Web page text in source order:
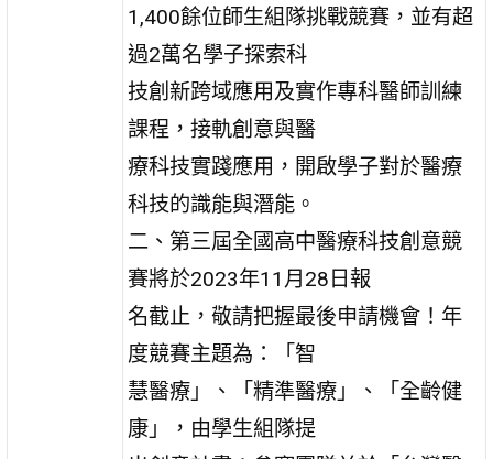
1,400餘位師生組隊挑戰競賽，並有超
過2萬名學子探索科
技創新跨域應用及實作專科醫師訓練
課程，接軌創意與醫
療科技實踐應用，開啟學子對於醫療
科技的識能與潛能。
二、第三屆全國高中醫療科技創意競
賽將於2023年11月28日報
名截止，敬請把握最後申請機會！年
度競賽主題為：「智
慧醫療」、「精準醫療」、「全齡健
康」，由學生組隊提